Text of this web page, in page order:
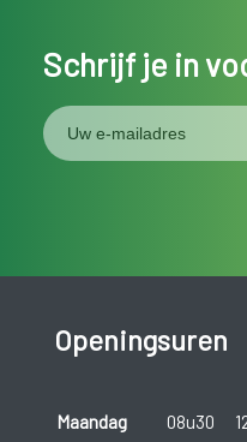
Schrijf je in
Openingsuren
Maandag 08u30